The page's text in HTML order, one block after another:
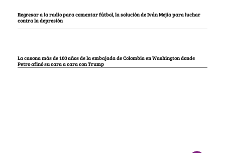
Regresar a la radio para comentar fútbol, la solución de Iván Mejía para luchar
contra la depresión
La casona más de 100 años de la embajada de Colombia en Washington donde
Petro afinó su cara a cara con Trump